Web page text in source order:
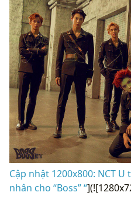
Cập nhật 1200x800: NCT
nhân cho “Boss” “